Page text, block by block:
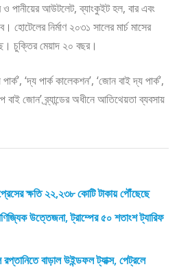
ও পানীয়ের আউটলেট, ব্যাংকুইট হল, বার এবং
হোটেলের নির্মাণ ২০৩১ সালের মার্চ মাসের
চুক্তির মেয়াদ ২০ বছর।
‘দ্য পার্ক কালেকশন’, ‘জোন বাই দ্য পার্ক’,
বাই জোন’ ব্র্যান্ডের অধীনে আতিথেয়তা ব্যবসায়
ক্ষতি ২২,২৩৮ কোটি টাকায় পৌঁছেছে
উত্তেজনা, ট্রাম্পের ৫০ শতাংশ ট্যারিফ
বাড়াল উইন্ডফল ট্যাক্স, পেট্রলে